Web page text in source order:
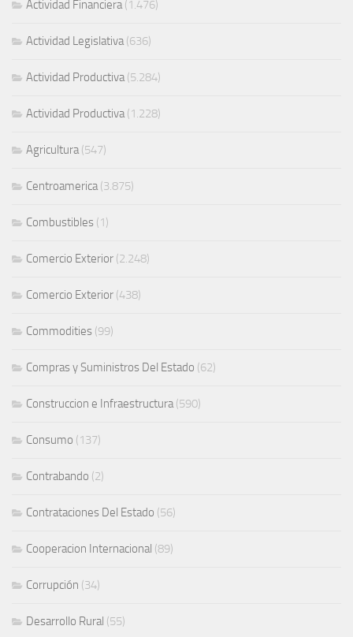
Actividad Financiera(1.476)
Actividad Legislativa(636)
Actividad Productiva(5.284)
Actividad Productiva(1.228)
Agricultura(547)
Centroamerica(3.875)
Combustibles (1)
Comercio Exterior (2.248)
Comercio Exterior (438)
Commodities (99)
Compras y Suministros Del Estado (62)
Construccion e Infraestructura(590)
Consumo (137)
Contrabando (2)
Contrataciones Del Estado (56)
Cooperacion Internacional (89)
Corrupción (34)
Desarrollo Rural (55)